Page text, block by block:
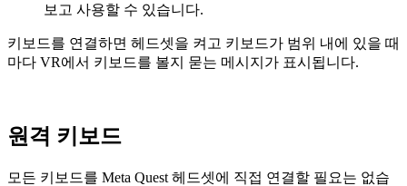
보고 사용할 수 있습니다.
키보드를 연결하면 헤드셋을 켜고 키보드가 범위 내에 있을 때
마다 VR에서 키보드를 볼지 묻는 메시지가 표시됩니다.
원격 키보드
모든 키보드를 Meta Quest 헤드셋에 직접 연결할 필요는 없습